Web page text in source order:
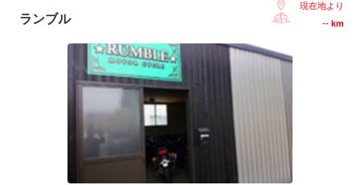
ランブル
現在地より
-- km